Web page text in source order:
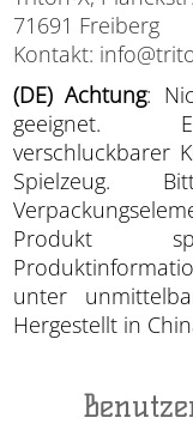
71691 Freiberg
Kontakt:
(DE) Achtung:
geeignet.
verschluckbarer
Spielzeug.
Produkt
unter
Hergestellt in